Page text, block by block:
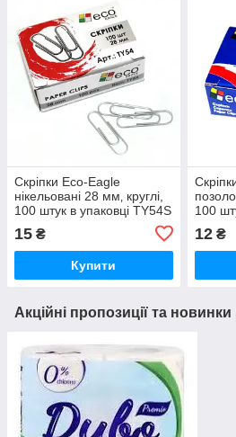
Скріпки Eco-Eagle
нікельовані 28 мм‚ круглі,
100 штук в упаковці TY54S
15 ₴
Купити
100
12₴
Акційні пропозиції та новинки